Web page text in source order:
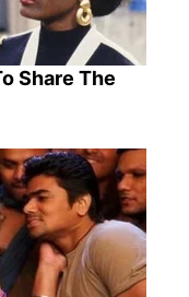
Share The